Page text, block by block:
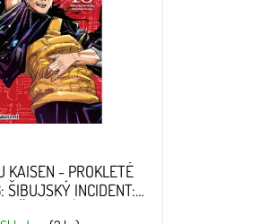
KAISEN - PROKLETÉ
ŠIBUJSKÝ INCIDENT: